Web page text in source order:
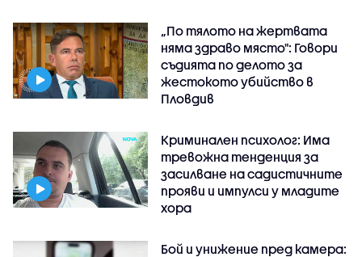
„По тялото на жертвата
няма здраво място": Говори
съдията по делото за
жестокото убийство в
Пловдив
Криминален психолог: Има
тревожна тенденция за
засилване на садистичните
прояви и импулси у младите
хора
Бой и унижение пред камера: